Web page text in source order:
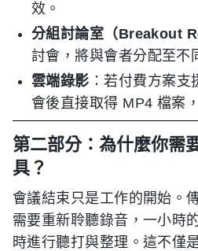
效。
分組討論室（Breakout
討會，將與會者分配至不
雲端錄影 ：若付費方案支
會後直接取得 MP4 檔案
第二部分：為什麼你需
具？
會議結束只是工作的開始。
需要重新聆聽錄音，一小時
時進行聽打與整理。這不僅